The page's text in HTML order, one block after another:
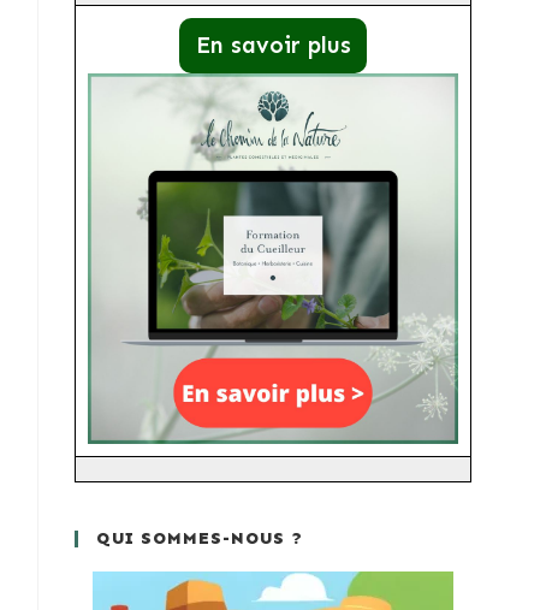
En savoir plus
QUI SOMMES-NOUS ?